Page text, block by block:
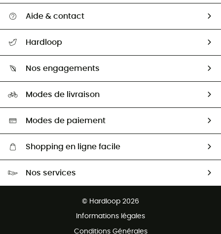
Aide & contact
Retour & remboursement
Guide des tailles
Seconde Main
Aide & Contact
Hardloop
HardGuides
Nos engagements
Sélection éco-responsable
Modes de livraison
Modes de paiement
Shopping en ligne facile
Nos services
© Hardloop 2026
Informations légales
Conditions Générales